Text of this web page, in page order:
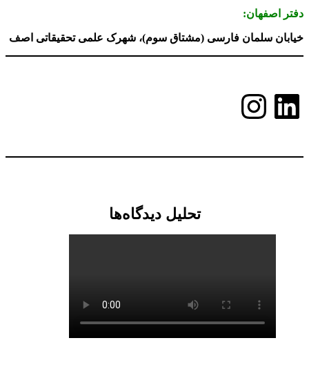
دفتر اصفهان:
خیابان سلمان فارسی (مشتاق سوم)، شهرک علمی تحقیقاتی اصف
لینکداین
اینستاگرم
تحلیل دیدگاه‌ها